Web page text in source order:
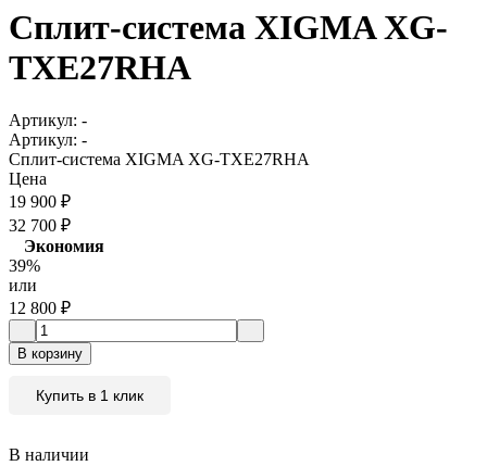
Сплит-система XIGMA XG-
TXE27RHA
Артикул: -
Артикул: -
Сплит-система XIGMA XG-TXE27RHA
Цена
19 900 ₽
32 700 ₽
Экономия
39%
или
12 800 ₽
В корзину
Купить в 1 клик
В наличии